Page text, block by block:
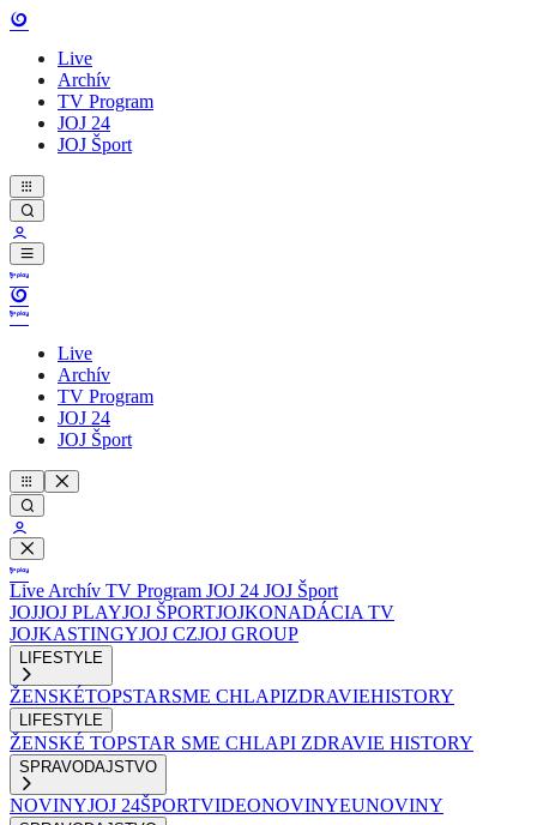
Live
Archív
TV Program
JOJ 24
JOJ Šport
Live
Archív
TV Program
JOJ 24
JOJ Šport
Live Archív TV Program JOJ 24 JOJ Šport
JOJJOJ PLAYJOJ ŠPORTJOJKONADÁCIA TV
JOJKASTINGYJOJ CZJOJ GROUP
LIFESTYLE
ŽENSKÉTOPSTARSME CHLAPIZDRAVIEHISTORY
LIFESTYLE
ŽENSKÉ TOPSTAR SME CHLAPI ZDRAVIE HISTORY
SPRAVODAJSTVO
NOVINYJOJ 24ŠPORTVIDEONOVINYEUNOVINY